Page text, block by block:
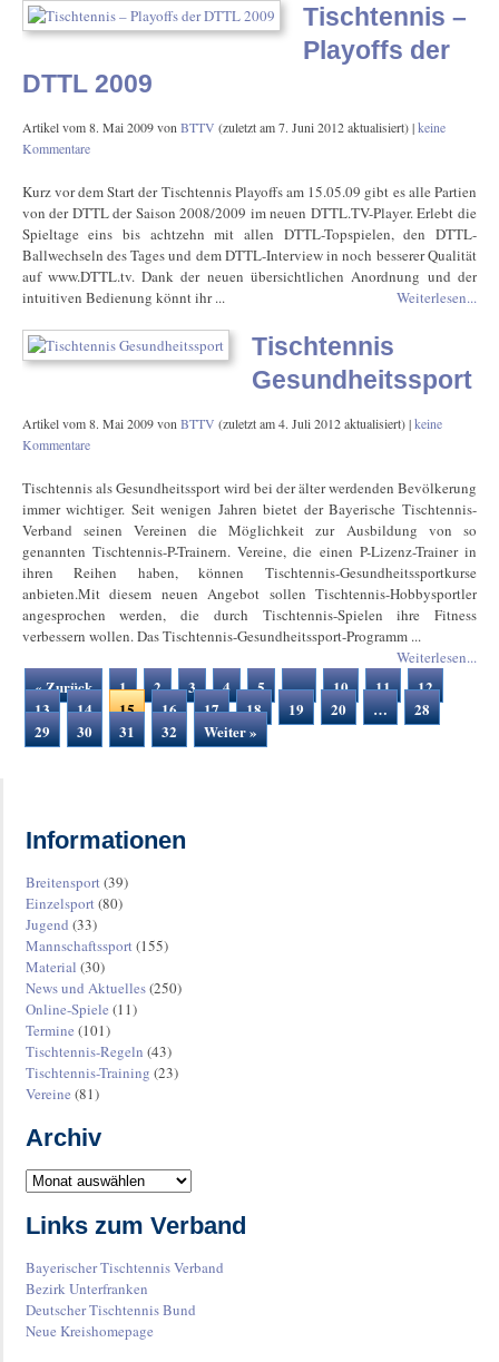
Tischtennis –
Playoffs der
DTTL 2009
Artikel vom8. Mai 2009von BTTV (zuletzt am7. Juni 2012aktualisiert) |keine
Kommentare
Kurz vor dem Start der Tischtennis Playoffs am 15.05.09 gibt es alle Partien
von der DTTL der Saison 2008/2009 im neuen DTTL.TV-Player. Erlebt die
Spieltage eins bis achtzehn mit allen DTTL-Topspielen, den DTTL-
Ballwechseln des Tages und dem DTTL-Interview in noch besserer Qualität
auf www.DTTL.tv. Dank der neuen übersichtlichen Anordnung und der
intuitiven Bedienung könnt ihr ...
Weiterlesen...
Tischtennis
Gesundheitssport
Artikel vom8. Mai 2009vonBTTV (zuletzt am4. Juli 2012aktualisiert) |keine
Kommentare
Tischtennis als Gesundheitssport wird bei der älter werdenden Bevölkerung
immer wichtiger. Seit wenigen Jahren bietet der Bayerische Tischtennis-
Verband seinen Vereinen die Möglichkeit zur Ausbildung von so
genannten Tischtennis-P-Trainern. Vereine, die einen P-Lizenz-Trainer in
ihren Reihen haben, können Tischtennis-Gesundheitssportkurse
anbieten.Mit diesem neuen Angebot sollen Tischtennis-Hobbysportler
angesprochen werden, die durch Tischtennis-Spielen ihre Fitness
verbessern wollen. Das Tischtennis-Gesundheitssport-Programm ...
Weiterlesen...
« Zurück 1 2 3 4 5 … 10 11
12
13
14 15 16 17 18 19 20 …
28
29
30 31 32 Weiter »
Informationen
Breitensport(39)
Einzelsport(80)
Jugend (33)
Mannschaftssport(155)
Material (30)
News und Aktuelles(250)
Online-Spiele (11)
Termine (101)
Tischtennis-Regeln (43)
Tischtennis-Training (23)
Vereine (81)
Archiv
Links zum Verband
Bayerischer Tischtennis Verband
Bezirk Unterfranken
Deutscher Tischtennis Bund
Neue Kreishomepage